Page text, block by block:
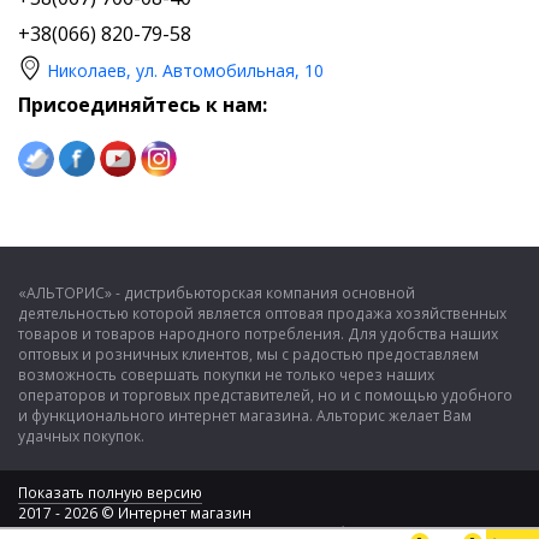
Техника для красоты и здоровья
-Разнообразные аксессуары для бытовой техники
сможете подобрать именно то что вам необходимо с огромного
по сравнению с конкурентными предложениями. Наши
квалифицированные операторы всегда с радостью помогут Вам
с выбором интересующей Вас модели и проконсультируют по
вопросам доставки и оплаты Вашего заказа.
Купить бытовую технику с доставкой по Украине.
+38(066) 820-79-58
Николаев, ул. Автомобильная, 10
Присоединяйтесь к нам:
«АЛЬТОРИС» - дистрибьюторская компания основной
деятельностью которой является оптовая продажа хозяйственных
товаров и товаров народного потребления. Для удобства наших
оптовых и розничных клиентов, мы с радостью предоставляем
возможность совершать покупки не только через наших
операторов и торговых представителей, но и с помощью удобного
и функционального интернет магазина. Альторис желает Вам
удачных покупок.
Показать полную версию
2017 - 2026 © Интернет магазин
ООО "Альторис" - хозяйственные товары и бытовая техника